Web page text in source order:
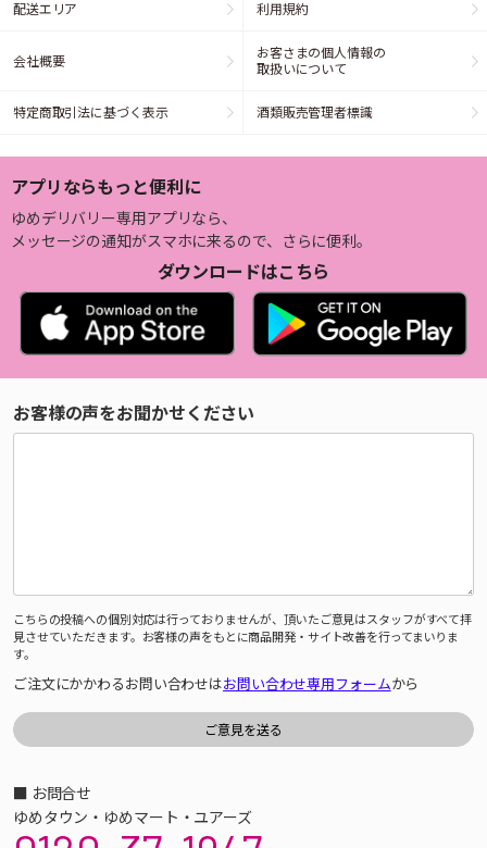
配送エリア 利用規約
会社概要
お客さまの個人情報の
取扱いについて
特定商取引法に基づく表示 酒類販売管理者標識
アプリならもっと便利に
ゆめデリバリー専用アプリなら、
メッセージの通知がスマホに来るので、さらに便利。
ダウンロードはこちら
お客様の声をお聞かせください
こちらの投稿への個別対応は行っておりませんが、頂いたご意見はスタッフがすべて拝
見させていただきます。お客様の声をもとに商品開発・サイト改善を行ってまいりま
す。
ご注文にかかわるお問い合わせはお問い合わせ専用フォームから
■ お問合せ
ゆめタウン・ゆめマート・ユアーズ